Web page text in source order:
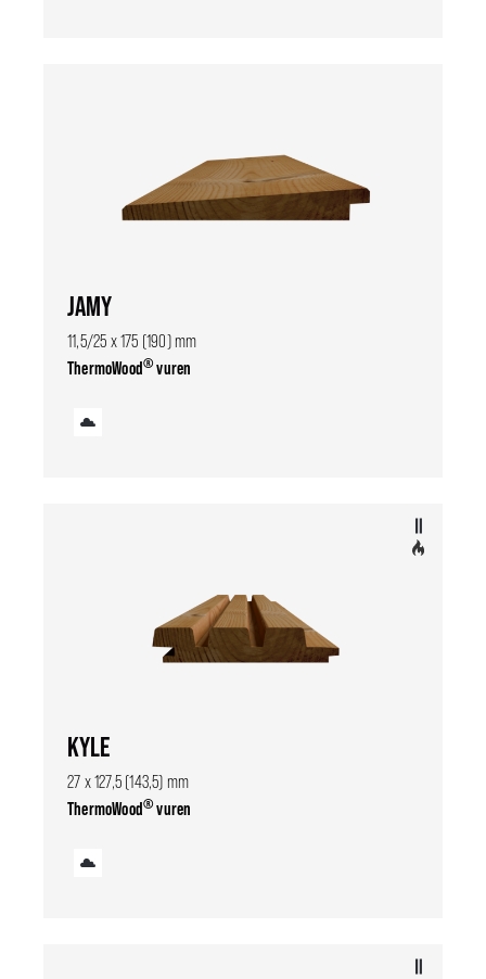
JAMY
11,5/25 x 175 (190) mm
ThermoWood®vuren
KYLE
27 x 127,5 (143,5) mm
ThermoWood®vuren